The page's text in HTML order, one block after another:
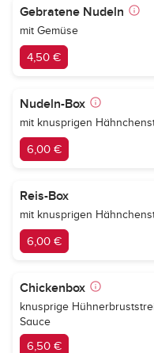
Gebratene Nudeln
mit Gemüse
4,50 €
Nudeln-Box
mit knusprigen
6,00 €
Reis-Box
mit knusprigen
6,00 €
Chickenbox
knusprige
Sauce
6,50 €